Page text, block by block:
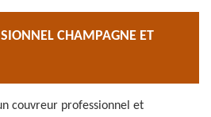
CHAMPAGNE ET
couvreur professionnel et